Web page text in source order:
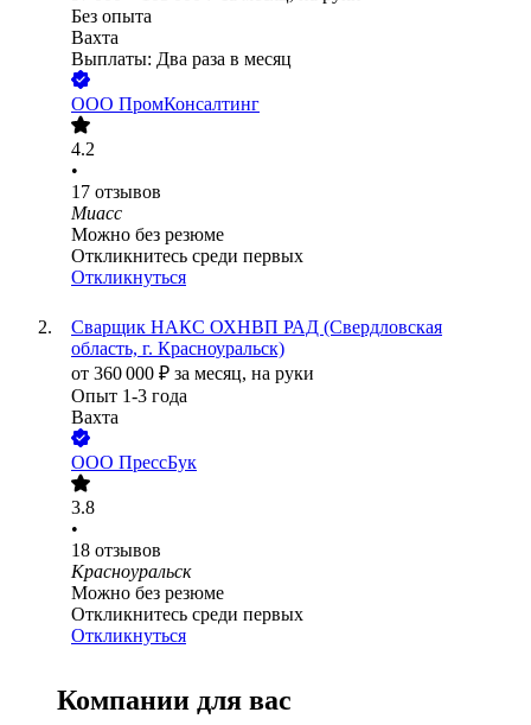
Без опыта
Вахта
Выплаты: Два раза в месяц
ООО ПромКонсалтинг
4.2
•
17 отзывов
Миасс
Можно без резюме
Откликнитесь среди первых
Откликнуться
Сварщик НАКС ОХНВП РАД (Свердловская
область, г. Красноуральск)
от 360 000 ₽ за месяц, на руки
Опыт 1-3 года
Вахта
ООО ПрессБук
3.8
•
18 отзывов
Красноуральск
Можно без резюме
Откликнитесь среди первых
Откликнуться
Компании для вас